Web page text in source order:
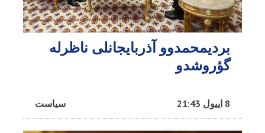
بردیمحمدوو آذربایجانلی ناظرله
گؤروشدو
سیاست 8 اییول 21:43